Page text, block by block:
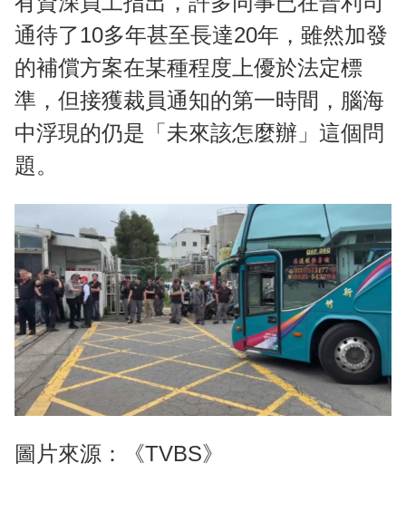
通待了10多年甚至長達20年，雖然加發
的補償方案在某種程度上優於法定標
準，但接獲裁員通知的第一時間，腦海
中浮現的仍是「未來該怎麼辦」這個問
題。
圖片來源：《TVBS》